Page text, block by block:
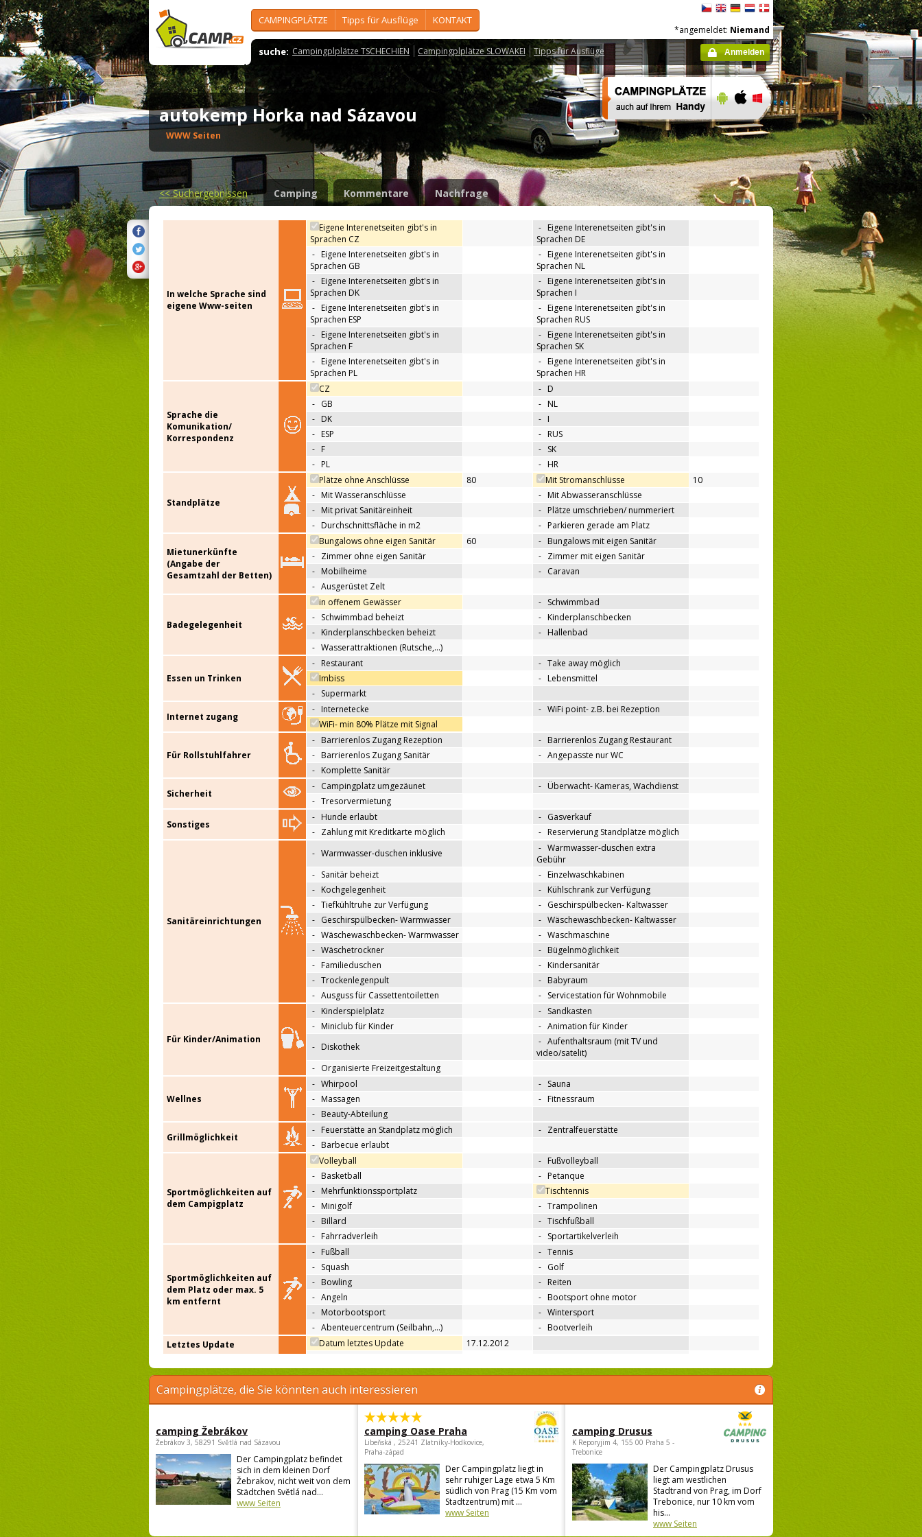
CAMPINGPLÄTZE Tipps für Ausflüge KONTAKT
suche: Campingplplätze TSCHECHIEN Campingplplätze SLOWAKEI Tipps für Ausflüge
*angemeldet: Niemand
Anmelden
autokemp Horka nad Sázavou
WWW Seiten
<<Suchergebnissen Camping Kommentare Nachfrage
In welche Sprache sind
eigene Www-seiten
Eigene Interenetseiten gibt's in
Sprachen CZ
- Eigene Interenetseiten gibt's in
Sprachen DE
- Eigene Interenetseiten gibt's in
Sprachen GB
- Eigene Interenetseiten gibt's in
Sprachen NL
- Eigene Interenetseiten gibt's in
Sprachen DK
- Eigene Interenetseiten gibt's in
Sprachen I
- Eigene Interenetseiten gibt's in
Sprachen ESP
- Eigene Interenetseiten gibt's in
Sprachen RUS
- Eigene Interenetseiten gibt's in
Sprachen F
- Eigene Interenetseiten gibt's in
Sprachen SK
- Eigene Interenetseiten gibt's in
Sprachen PL
- Eigene Interenetseiten gibt's in
Sprachen HR
Sprache die
Komunikation/
Korrespondenz
CZ - D
- GB - NL
- DK - I
- ESP - RUS
- F - SK
- PL - HR
Standplätze
Plätze ohne Anschlüsse 80 Mit Stromanschlüsse
10
- Mit Wasseranschlüsse - Mit Abwasseranschlüsse
- Mit privat Sanitäreinheit - Plätze umschrieben/ nummeriert
- Durchschnittsfläche in m2 - Parkieren gerade am Platz
Mietunerkünfte
(Angabe der
Gesamtzahl der Betten)
Bungalows ohne eigen Sanitär 60 - Bungalows mit eigen Sanitär
- Zimmer ohne eigen Sanitär - Zimmer mit eigen Sanitär
- Mobilheime - Caravan
- Ausgerüstet Zelt
Badegelegenheit
in offenem Gewässer - Schwimmbad
- Schwimmbad beheizt - Kinderplanschbecken
- Kinderplanschbecken beheizt - Hallenbad
- Wasserattraktionen (Rutsche,…)
Essen un Trinken
- Restaurant - Take away möglich
Imbiss
- Lebensmittel
- Supermarkt
Internet zugang
- Internetecke - WiFi point- z.B. bei Rezeption
WiFi- min 80% Plätze mit Signal
Für Rollstuhlfahrer
- Barrierenlos Zugang Rezeption - Barrierenlos Zugang Restaurant
- Barrierenlos Zugang Sanitär - Angepasste nur WC
- Komplette Sanitär
Sicherheit
- Campingplatz umgezäunet - Überwacht- Kameras, Wachdienst
- Tresorvermietung
Sonstiges
- Hunde erlaubt - Gasverkauf
- Zahlung mit Kreditkarte möglich - Reservierung Standplätze möglich
Sanitäreinrichtungen
- Warmwasser-duschen inklusive - Warmwasser-duschen extra
Gebühr
- Sanitär beheizt - Einzelwaschkabinen
- Kochgelegenheit - Kühlschrank zur Verfügung
- Tiefkühltruhe zur Verfügung - Geschirspülbecken- Kaltwasser
- Geschirspülbecken- Warmwasser - Wäschewaschbecken- Kaltwasser
- Wäschewaschbecken- Warmwasser - Waschmaschine
- Wäschetrockner - Bügelnmöglichkeit
- Familieduschen - Kindersanitär
- Trockenlegenpult - Babyraum
- Ausguss für Cassettentoiletten - Servicestation für Wohnmobile
Für Kinder/Animation
- Kinderspielplatz - Sandkasten
- Miniclub für Kinder - Animation für Kinder
- Diskothek - Aufenthaltsraum (mit TV und
video/satelit)
- Organisierte Freizeitgestaltung
Wellnes
- Whirpool - Sauna
- Massagen - Fitnessraum
- Beauty-Abteilung
Grillmöglichkeit
- Feuerstätte an Standplatz möglich - Zentralfeuerstätte
- Barbecue erlaubt
Sportmöglichkeiten auf
dem Campigplatz
Volleyball - Fußvolleyball
- Basketball - Petanque
- Mehrfunktionssportplatz
Tischtennis
- Minigolf - Trampolinen
- Billard - Tischfußball
- Fahrradverleih - Sportartikelverleih
Sportmöglichkeiten auf
dem Platz oder max. 5
km entfernt
- Fußball - Tennis
- Squash - Golf
- Bowling - Reiten
- Angeln - Bootsport ohne motor
- Motorbootsport - Wintersport
- Abenteuercentrum (Seilbahn,…) - Bootverleih
Letztes Update
Datum letztes Update 17.12.2012
Campingplätze, die Sie könnten auch interessieren
camping Žebrákov
Žebrákov 3, 58291 Světlá nad Sázavou
Der Campingplatz befindet
sich in dem kleinen Dorf
Žebrakov, nicht weit von dem
Städtchen Světlá nad...
www Seiten
camping Oase Praha
Libeňská , 25241 Zlatníky-Hodkovice,
Praha-západ
Der Campingplatz liegt in
sehr ruhiger Lage etwa 5 Km
südlich von Prag (15 Km vom
Stadtzentrum) mit ...
www Seiten
camping Drusus
K Reporyjim 4, 155 00 Praha 5 -
Trebonice
Der Campingplatz Drusus
liegt am westlichen
Stadtrand von Prag, im Dorf
Trebonice, nur 10 km vom
his...
www Seiten